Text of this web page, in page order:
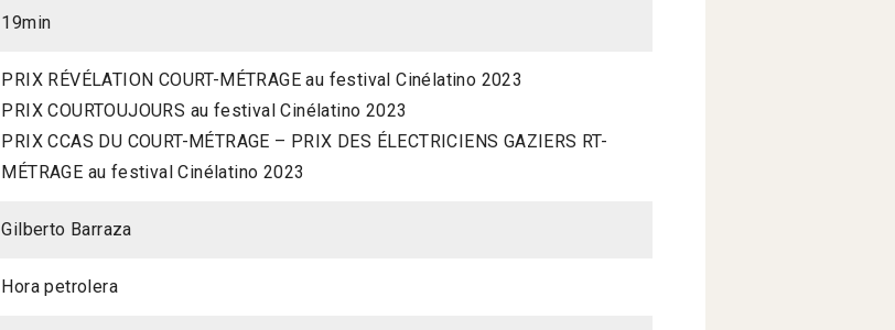
19min
PRIX RÉVÉLATION COURT-MÉTRAGE au festival Cinélatino 2023
PRIX COURTOUJOURS au festival Cinélatino 2023
PRIX CCAS DU COURT-MÉTRAGE – PRIX DES ÉLECTRICIENS GAZIERS RT-
MÉTRAGE au festival Cinélatino 2023
Gilberto Barraza
Hora petrolera